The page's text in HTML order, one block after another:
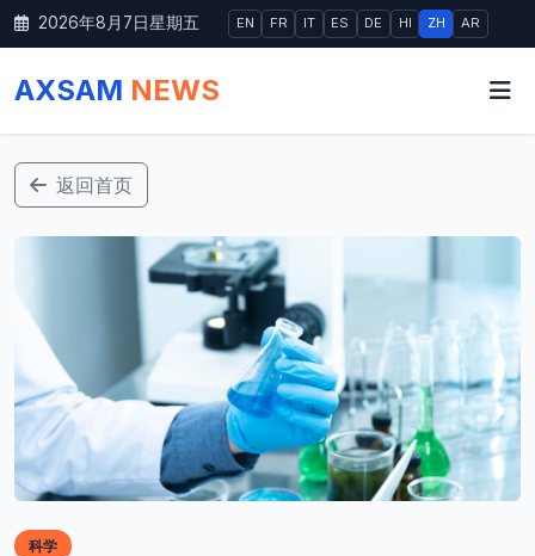
2026年8月7日星期五 EN FR IT ES DE HI ZH AR
AXSAM NEWS
返回首页
科学